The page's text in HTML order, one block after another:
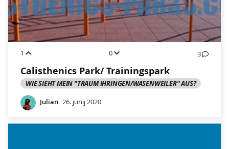
1 0 3
Calisthenics Park/ Trainingspark
WIE SIEHT MEIN "TRAUM IHRINGEN/WASENWEILER" AUS?
Julian 26. junij 2020